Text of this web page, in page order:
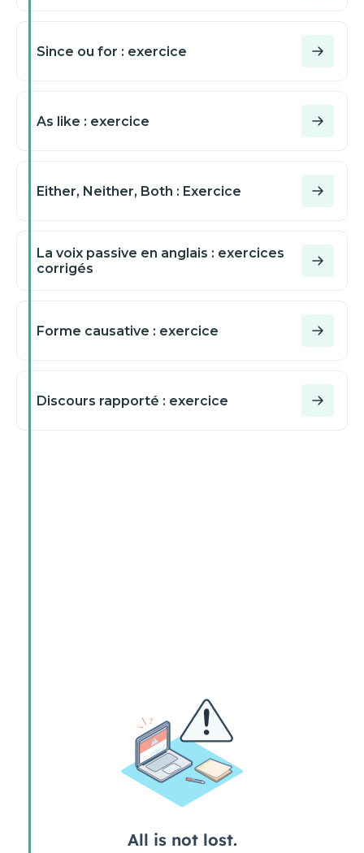
Since ou for : exercice
As like : exercice
Either, Neither, Both : Exercice
La voix passive en anglais : exercices
corrigés
Forme causative : exercice
Discours rapporté : exercice